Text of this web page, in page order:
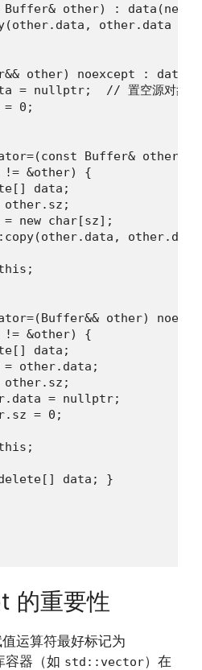
other) : data(new
other.data +
other) noexcept :
= nullptr;  // 置空源对象
= 0;
Buffer& other) {
!= &other) {
data;
new char[sz];
other)
!= &other) {
data;
other.data;
= nullptr;
= 0;
data; }
的重要性
运算符最好标记为
容器（如 std::vector）在